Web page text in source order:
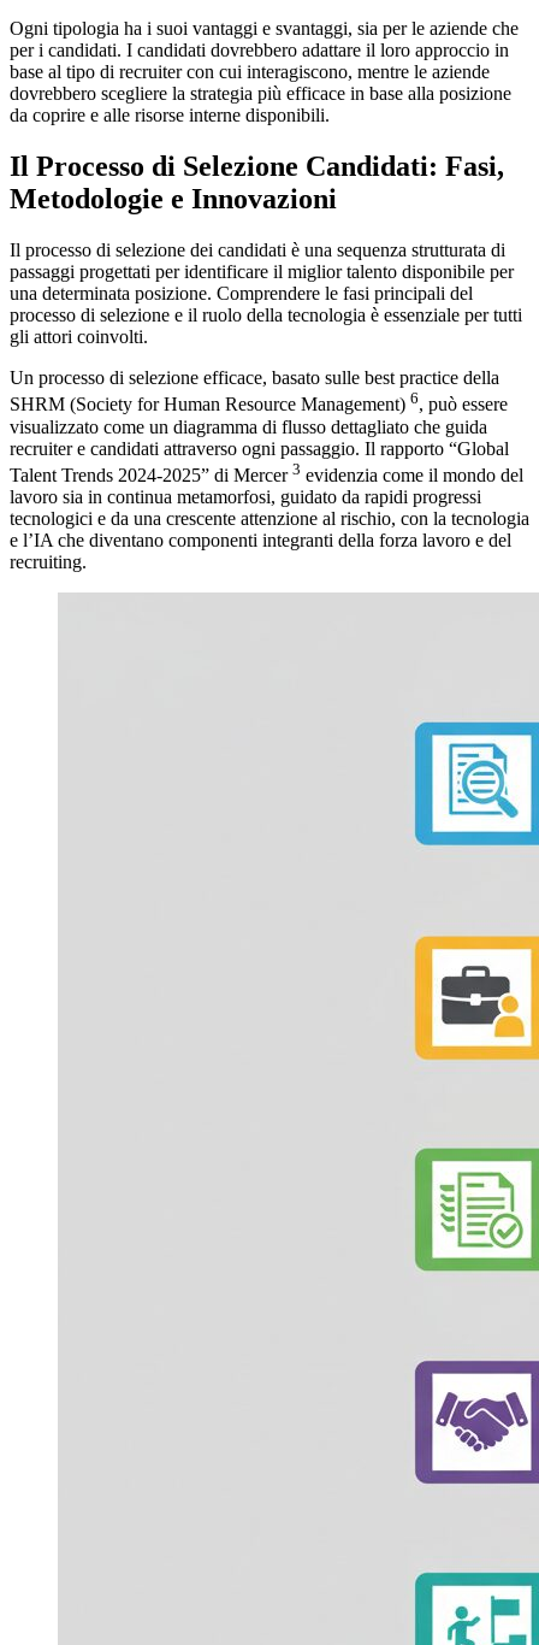
Ogni tipologia ha i suoi vantaggi e svantaggi, sia per le aziende che
per i candidati. I candidati dovrebbero adattare il loro approccio in
base al tipo di recruiter con cui interagiscono, mentre le aziende
dovrebbero scegliere la strategia più efficace in base alla posizione
da coprire e alle risorse interne disponibili.
Il Processo di Selezione Candidati: Fasi,
Metodologie e Innovazioni
Il processo di selezione dei candidati è una sequenza strutturata di
passaggi progettati per identificare il miglior talento disponibile per
una determinata posizione. Comprendere le fasi principali del
processo di selezione e il ruolo della tecnologia è essenziale per tutti
gli attori coinvolti.
Un processo di selezione efficace, basato sulle best practice della
SHRM (Society for Human Resource Management) 6, può essere
visualizzato come un diagramma di flusso dettagliato che guida
recruiter e candidati attraverso ogni passaggio. Il rapporto “Global
Talent Trends 2024-2025” di Mercer 3 evidenzia come il mondo del
lavoro sia in continua metamorfosi, guidato da rapidi progressi
tecnologici e da una crescente attenzione al rischio, con la tecnologia
e l’IA che diventano componenti integranti della forza lavoro e del
recruiting.